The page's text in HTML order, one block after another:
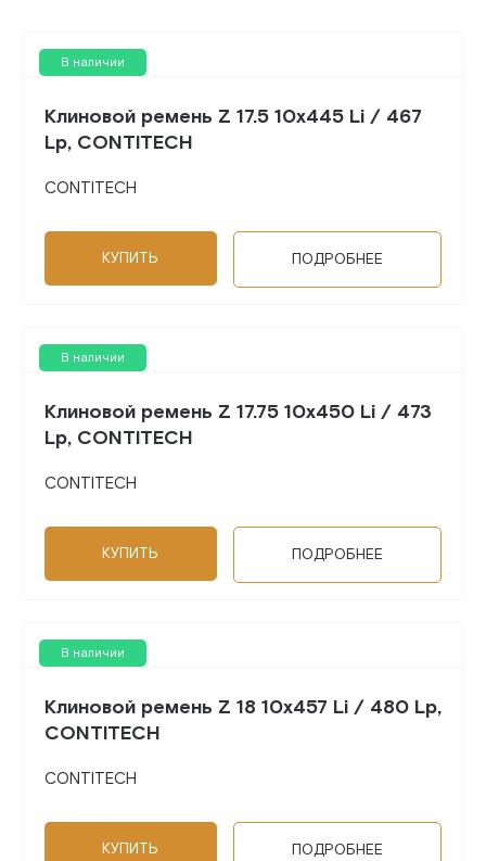
В наличии
Клиновой ремень Z 17.5 10x445 Li / 467
Lp, CONTITECH
CONTITECH
КУПИТЬ ПОДРОБНЕЕ
В наличии
Клиновой ремень Z 17.75 10x450 Li / 473
Lp, CONTITECH
CONTITECH
КУПИТЬ ПОДРОБНЕЕ
В наличии
Клиновой ремень Z 18 10x457 Li / 480 Lp,
CONTITECH
CONTITECH
КУПИТЬ ПОДРОБНЕЕ